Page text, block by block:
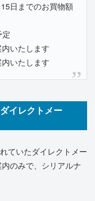
日までのお買物額
定
いたします
いたします
イレクトメー
ていたダイレクトメー
のみで、シリアルナ